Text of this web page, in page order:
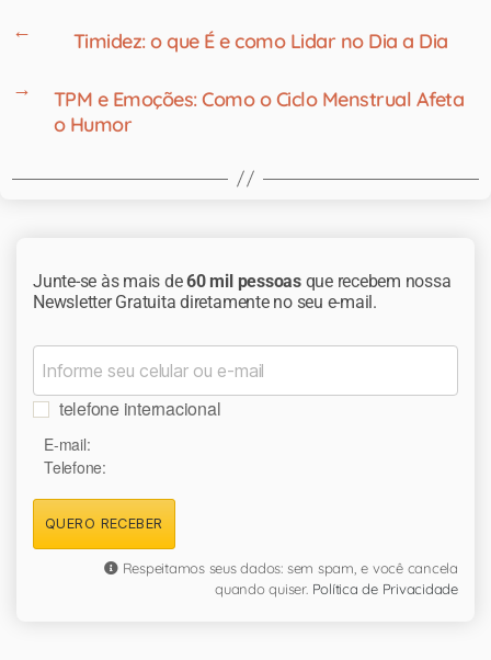
←
Timidez: o que É e como Lidar no Dia a Dia
→
TPM e Emoções: Como o Ciclo Menstrual Afeta
o Humor
Junte-se às mais de60 mil pessoasque recebem nossa
Newsletter Gratuita diretamente no seu e-mail.
telefone internacional
E-mail:
Telefone:
QUERO RECEBER
Respeitamos seus dados: sem spam, e você cancela
quando quiser. Política de Privacidade